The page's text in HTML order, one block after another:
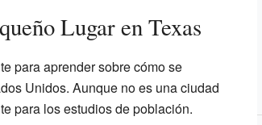
Lugar en Texas
para aprender sobre cómo se
Unidos. Aunque no es una ciudad
para los estudios de población.